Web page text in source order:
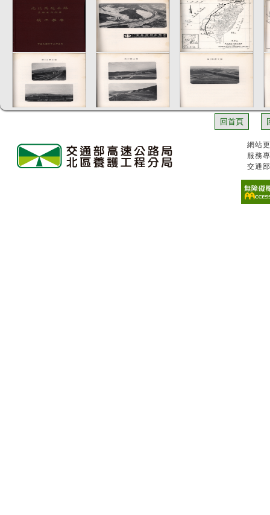
回首頁
網站
服務
交通